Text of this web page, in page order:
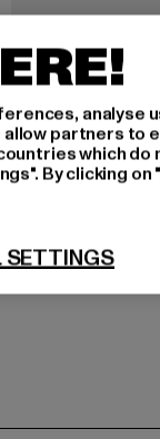
analyse
partners to
which do
By clicking
SETTINGS